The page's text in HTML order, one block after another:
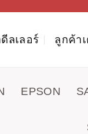
ลเลอร์ ลูกค้า
EPSON